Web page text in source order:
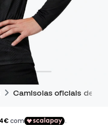
Camisolas oficiais de